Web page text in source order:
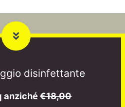
disinfettante
anziché€18,00